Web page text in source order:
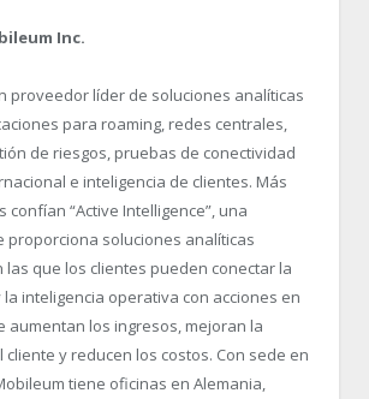
Inc.
proveedor líder de soluciones analíticas
para roaming, redes centrales,
de riesgos, pruebas de conectividad
e inteligencia de clientes. Más
confían “Active Intelligence”, una
proporciona soluciones analíticas
las que los clientes pueden conectar la
inteligencia operativa con acciones en
aumentan los ingresos, mejoran la
cliente y reducen los costos. Con sede en
tiene oficinas en Alemania,